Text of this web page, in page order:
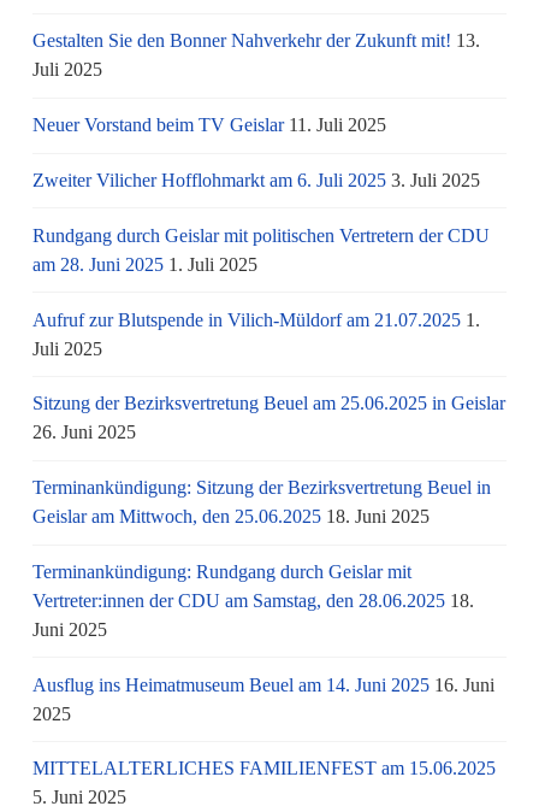
Gestalten Sie den Bonner Nahverkehr der Zukunft mit! 13.
Juli 2025
Neuer Vorstand beim TV Geislar 11. Juli 2025
Zweiter Vilicher Hofflohmarkt am 6. Juli 2025 3. Juli 2025
Rundgang durch Geislar mit politischen Vertretern der CDU
am 28. Juni 2025 1. Juli 2025
Aufruf zur Blutspende in Vilich-Müldorf am 21.07.2025 1.
Juli 2025
Sitzung der Bezirksvertretung Beuel am 25.06.2025 in Geislar
26. Juni 2025
Terminankündigung: Sitzung der Bezirksvertretung Beuel in
Geislar am Mittwoch, den 25.06.2025 18. Juni 2025
Terminankündigung: Rundgang durch Geislar mit
Vertreter:innen der CDU am Samstag, den 28.06.2025 18.
Juni 2025
Ausflug ins Heimatmuseum Beuel am 14. Juni 2025 16. Juni
2025
MITTELALTERLICHES FAMILIENFEST am 15.06.2025
5. Juni 2025